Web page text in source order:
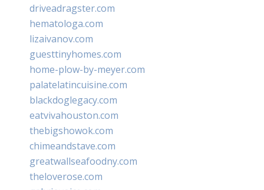
driveadragster.com
hematologa.com
lizaivanov.com
guesttinyhomes.com
home-plow-by-meyer.com
palatelatincuisine.com
blackdoglegacy.com
eatvivahouston.com
thebigshowok.com
chimeandstave.com
greatwallseafoodny.com
theloverose.com